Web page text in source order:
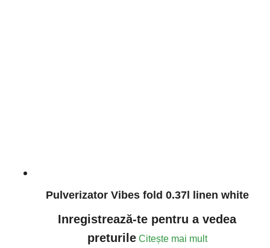
Pulverizator Vibes fold 0.37l linen white
Inregistrează-te pentru a vedea
preturile Citește mai mult